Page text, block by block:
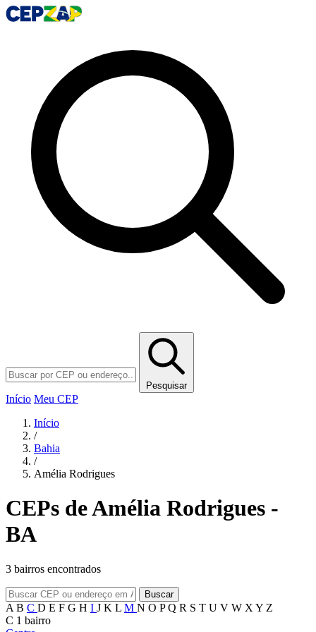
Pesquisar
Início Meu CEP
Início
/
Bahia
/
Amélia Rodrigues
CEPs de Amélia Rodrigues -
BA
3 bairros encontrados
Buscar
A B C D E F G H I J K L M N O PQ R S T U V W X Y Z
C 1 bairro